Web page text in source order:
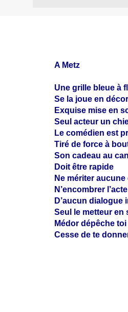
A Metz
Une grille bleue à
Se la joue en
Exquise mise en
Seul acteur un
Le comédien est
Tiré de force à
Son cadeau au
Doit être rapide
Ne mériter
N’encombrer
D’aucun dialogue
Seul le metteur en
Médor dépêche
Cesse de te